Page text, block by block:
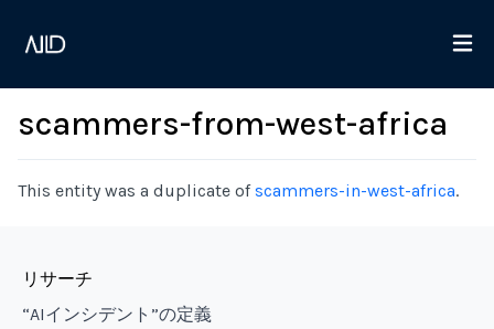
scammers-from-west-africa
This entity was a duplicate of scammers-in-west-africa.
リサーチ
“AIインシデント”の定義